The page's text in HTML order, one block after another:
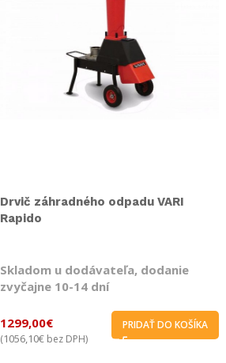
Drvič záhradného odpadu VARI
Rapido
Skladom u dodávateľa, dodanie
zvyčajne 10-14 dní
1299,00€
(1056,10€ bez DPH)
PRIDAŤ DO KOŠÍKA